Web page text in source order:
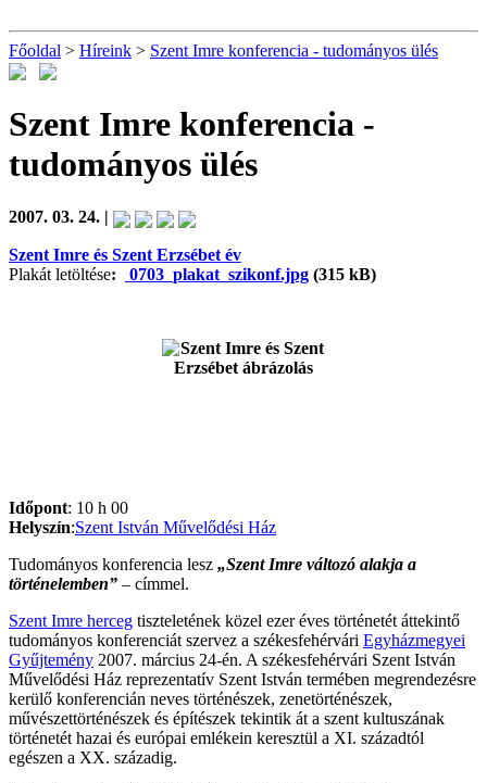
Főoldal > Híreink > Szent Imre konferencia - tudományos ülés
Szent Imre konferencia -
tudományos ülés
2007. 03. 24. |
Szent Imre és Szent Erzsébet év
Plakát letöltése: 0703_plakat_szikonf.jpg (315 kB)
Időpont: 10 h 00
Helyszín:Szent István Művelődési Ház
Tudományos konferencia lesz „Szent Imre változó alakja a
történelemben” – címmel.
Szent Imre herceg tiszteletének közel ezer éves történetét áttekintő
tudományos konferenciát szervez a székesfehérvári Egyházmegyei
Gyűjtemény 2007. március 24-én. A székesfehérvári Szent István
Művelődési Ház reprezentatív Szent István termében megrendezésre
kerülő konferencián neves történészek, zenetörténészek,
művészettörténészek és építészek tekintik át a szent kultuszának
történetét hazai és európai emlékein keresztül a XI. századtól
egészen a XX. századig.